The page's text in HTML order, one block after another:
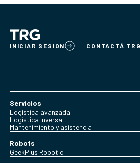
INICIAR SESION CONTACTÁ TRG
Servicios
Logística avanzada
Logística inversa
Mantenimiento y asistencia
Robots
GeekPlus Robotic